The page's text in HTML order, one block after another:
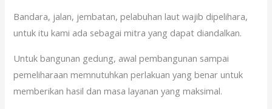
Bandara, jalan, jembatan, pelabuhan laut wajib dipelihara,
untuk itu kami ada sebagai mitra yang dapat diandalkan.
Untuk bangunan gedung, awal pembangunan sampai
pemeliharaan memnutuhkan perlakuan yang benar untuk
memberikan hasil dan masa layanan yang maksimal.